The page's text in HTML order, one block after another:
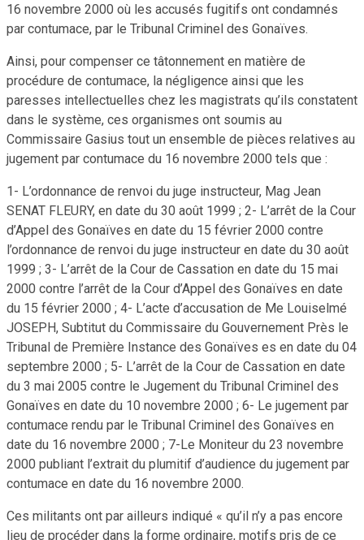
16 novembre 2000 où les accusés fugitifs ont condamnés
par contumace, par le Tribunal Criminel des Gonaïves.
Ainsi, pour compenser ce tâtonnement en matière de
procédure de contumace, la négligence ainsi que les
paresses intellectuelles chez les magistrats qu’ils constatent
dans le système, ces organismes ont soumis au
Commissaire Gasius tout un ensemble de pièces relatives au
jugement par contumace du 16 novembre 2000 tels que :
1- L’ordonnance de renvoi du juge instructeur, Mag Jean
SENAT FLEURY, en date du 30 août 1999 ; 2- L’arrêt de la Cour
d’Appel des Gonaïves en date du 15 février 2000 contre
l’ordonnance de renvoi du juge instructeur en date du 30 août
1999 ; 3- L’arrêt de la Cour de Cassation en date du 15 mai
2000 contre l’arrêt de la Cour d’Appel des Gonaïves en date
du 15 février 2000 ; 4- L’acte d’accusation de Me Louiselmé
JOSEPH, Subtitut du Commissaire du Gouvernement Près le
Tribunal de Première Instance des Gonaïves es en date du 04
septembre 2000 ; 5- L’arrêt de la Cour de Cassation en date
du 3 mai 2005 contre le Jugement du Tribunal Criminel des
Gonaïves en date du 10 novembre 2000 ; 6- Le jugement par
contumace rendu par le Tribunal Criminel des Gonaïves en
date du 16 novembre 2000 ; 7-Le Moniteur du 23 novembre
2000 publiant l’extrait du plumitif d’audience du jugement par
contumace en date du 16 novembre 2000.
Ces militants ont par ailleurs indiqué « qu’il n’y a pas encore
lieu de procéder dans la forme ordinaire, motifs pris de ce